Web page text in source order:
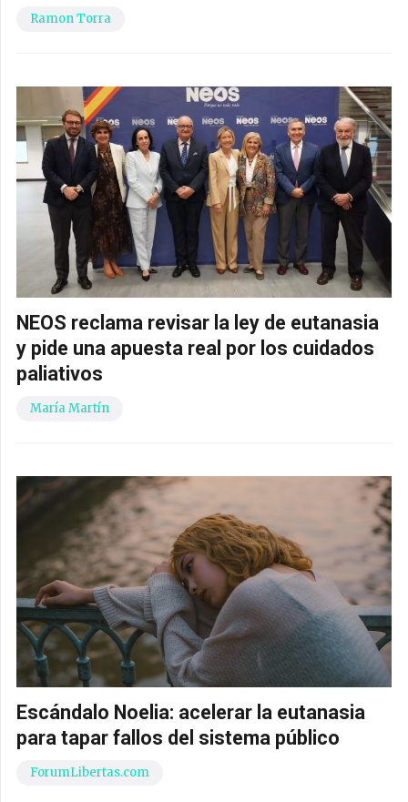
Ramon Torra
NEOS reclama revisar la ley de eutanasia
y pide una apuesta real por los cuidados
paliativos
María Martín
Escándalo Noelia: acelerar la eutanasia
para tapar fallos del sistema público
ForumLibertas.com